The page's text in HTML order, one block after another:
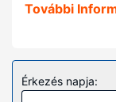
Whiteshell-tó, ill.
A szálláshely
továbbá
További
Érkezés napja: